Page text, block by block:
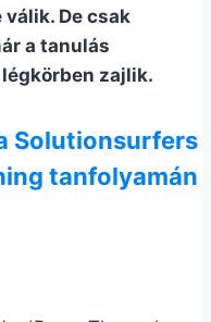
De csak
a tanulás
zajlik.
Solutionsurfers
tanfolyamán